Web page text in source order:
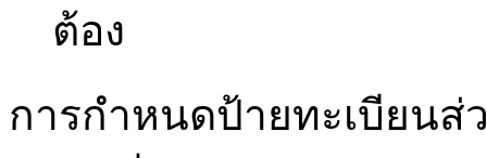
ต้อง
การกำหนดป้ายทะเบียนส่